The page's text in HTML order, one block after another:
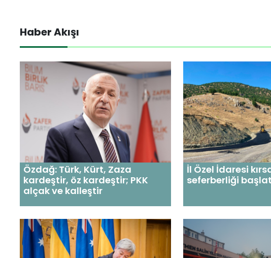
Haber Akışı
Özdağ: Türk, Kürt, Zaza
kardeştir, öz kardeştir; PKK
alçak ve kalleştir
İl Özel İdaresi
seferberliği